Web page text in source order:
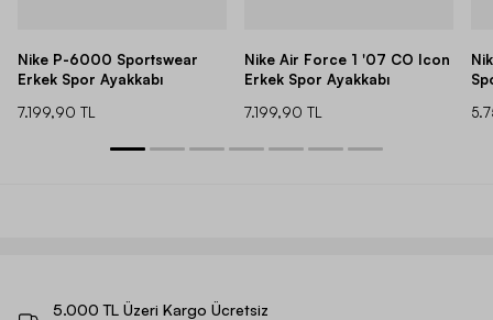
Nike P-6000 Sportswear
Erkek Spor Ayakkabı
7.199,90 TL
Nike Air Force 1 '07 CO Icon
Erkek Spor Ayakkabı
7.199,90 TL
5.000 TL Üzeri Kargo Ücretsiz